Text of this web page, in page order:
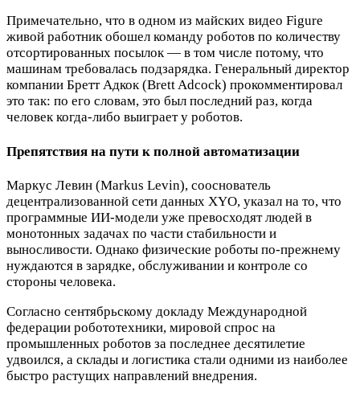
Примечательно, что в одном из майских видео Figure
живой работник обошел команду роботов по количеству
отсортированных посылок — в том числе потому, что
машинам требовалась подзарядка. Генеральный директор
компании Бретт Адкок (Brett Adcock) прокомментировал
это так: по его словам, это был последний раз, когда
человек когда-либо выиграет у роботов.
Препятствия на пути к полной автоматизации
Маркус Левин (Markus Levin), сооснователь
децентрализованной сети данных XYO, указал на то, что
программные ИИ-модели уже превосходят людей в
монотонных задачах по части стабильности и
выносливости. Однако физические роботы по-прежнему
нуждаются в зарядке, обслуживании и контроле со
стороны человека.
Согласно сентябрьскому докладу Международной
федерации робототехники, мировой спрос на
промышленных роботов за последнее десятилетие
удвоился, а склады и логистика стали одними из наиболее
быстро растущих направлений внедрения.